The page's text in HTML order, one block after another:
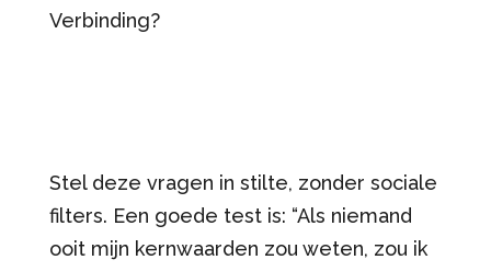
Verbinding?
Stel deze vragen in stilte, zonder sociale
filters. Een goede test is: “Als niemand
ooit mijn kernwaarden zou weten, zou ik